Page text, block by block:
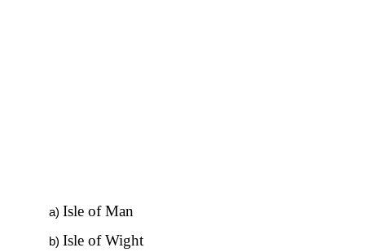
Isle of Man
Isle of Wight